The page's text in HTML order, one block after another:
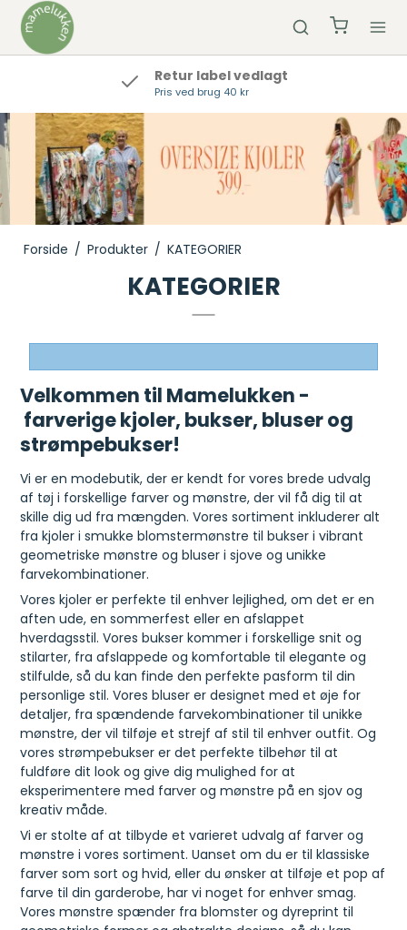
Retur label vedlagt
Pris ved brug 40 kr
Forside / Produkter / KATEGORIER
KATEGORIER
Velkommen til Mamelukken -
farverige kjoler, bukser, bluser og
strømpebukser!
Vi er en modebutik, der er kendt for vores brede udvalg
af tøj i forskellige farver og mønstre, der vil få dig til at
skille dig ud fra mængden. Vores sortiment inkluderer alt
fra kjoler i smukke blomstermønstre til bukser i vibrant
geometriske mønstre og bluser i sjove og unikke
farvekombinationer.
Vores kjoler er perfekte til enhver lejlighed, om det er en
aften ude, en sommerfest eller en afslappet
hverdagsstil. Vores bukser kommer i forskellige snit og
stilarter, fra afslappede og komfortable til elegante og
stilfulde, så du kan finde den perfekte pasform til din
personlige stil. Vores bluser er designet med et øje for
detaljer, fra spændende farvekombinationer til unikke
mønstre, der vil tilføje et strejf af stil til enhver outfit. Og
vores strømpebukser er det perfekte tilbehør til at
fuldføre dit look og give dig mulighed for at
eksperimentere med farver og mønstre på en sjov og
kreativ måde.
Vi er stolte af at tilbyde et varieret udvalg af farver og
mønstre i vores sortiment. Uanset om du er til klassiske
farver som sort og hvid, eller du ønsker at tilføje et pop af
farve til din garderobe, har vi noget for enhver smag.
Vores mønstre spænder fra blomster og dyreprint til